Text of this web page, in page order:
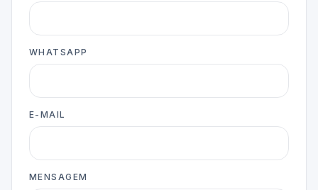
WHATSAPP
E-MAIL
MENSAGEM